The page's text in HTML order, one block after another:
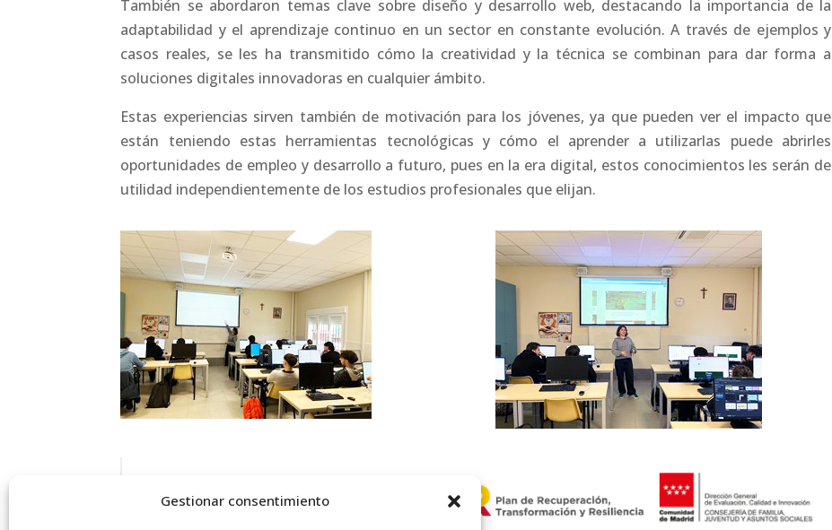
Gestionar consentimiento
También se abordaron temas clave sobre diseño y desarrollo web, destacando la importancia de la
adaptabilidad y el aprendizaje continuo en un sector en constante evolución. A través de ejemplos y
casos reales, se les ha transmitido cómo la creatividad y la técnica se combinan para dar forma a
soluciones digitales innovadoras en cualquier ámbito.
Estas experiencias sirven también de motivación para los jóvenes, ya que pueden ver el impacto que
están teniendo estas herramientas tecnológicas y cómo el aprender a utilizarlas puede abrirles
oportunidades de empleo y desarrollo a futuro, pues en la era digital, estos conocimientos les serán de
utilidad independientemente de los estudios profesionales que elijan.